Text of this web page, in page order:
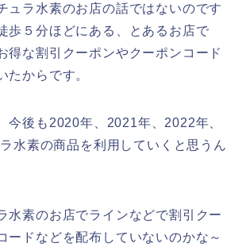
ュラ水素のお店の話ではないのです
歩５分ほどにある、とあるお店で
得な割引クーポンやクーポンコード
たからです。
今後も2020年、2021年、2022年、
水素の商品を利用していくと思うん
水素のお店でラインなどで割引クー
ードなどを配布していないのかな～